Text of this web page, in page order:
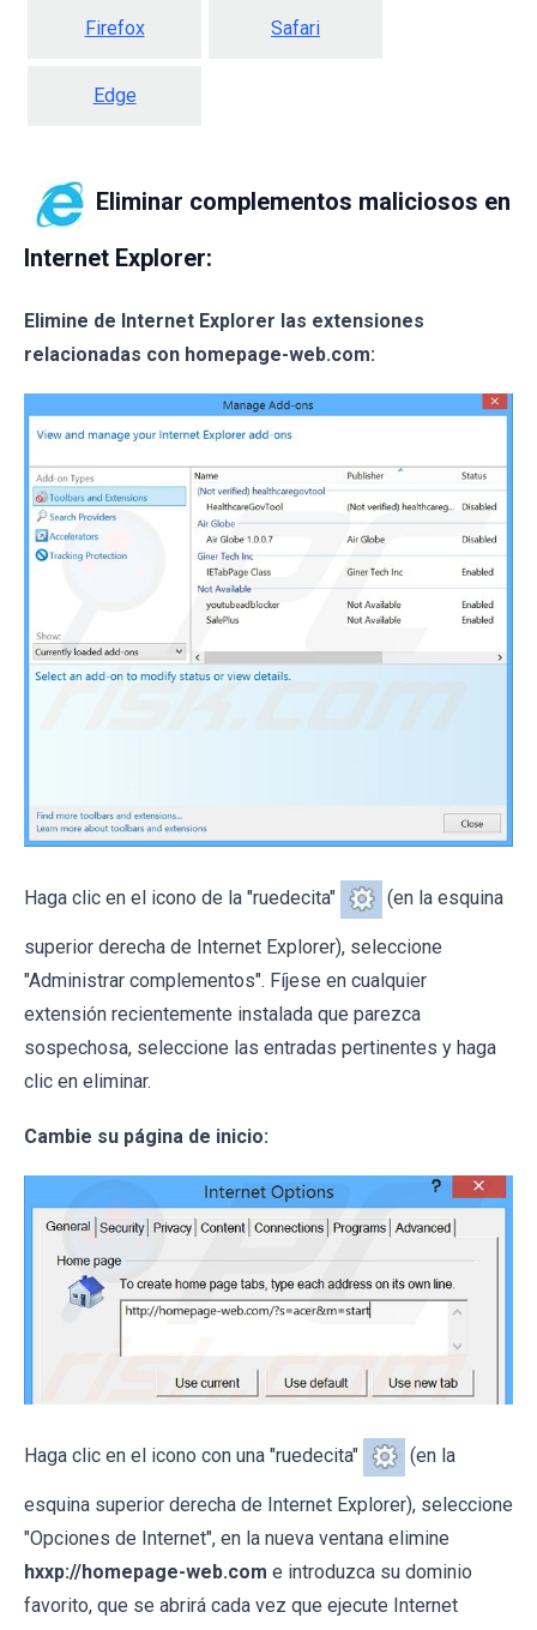
Firefox Safari
Edge
Eliminar complementos maliciosos en
Internet Explorer:
Elimine de Internet Explorer las extensiones
relacionadas con homepage-web.com:
Haga clic en el icono de la "ruedecita" (en la esquina
superior derecha de Internet Explorer), seleccione
"Administrar complementos". Fíjese en cualquier
extensión recientemente instalada que parezca
sospechosa, seleccione las entradas pertinentes y haga
clic en eliminar.
Cambie su página de inicio:
Haga clic en el icono con una "ruedecita" (en la
esquina superior derecha de Internet Explorer), seleccione
"Opciones de Internet", en la nueva ventana elimine
hxxp://homepage-web.com e introduzca su dominio
favorito, que se abrirá cada vez que ejecute Internet